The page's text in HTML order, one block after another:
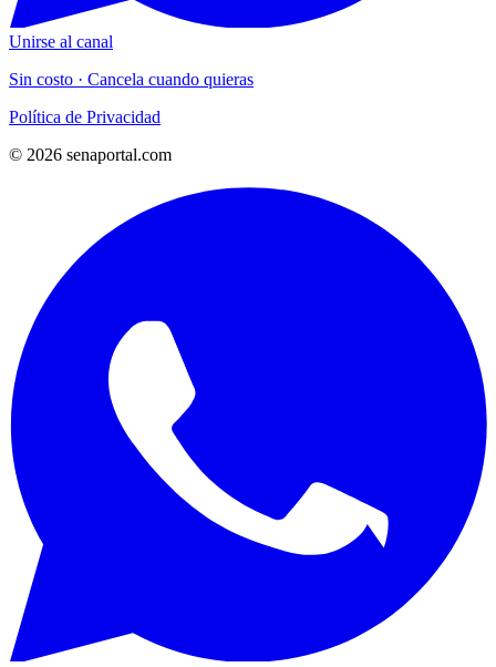
Unirse al canal
Sin costo · Cancela cuando quieras
Política de Privacidad
© 2026 senaportal.com